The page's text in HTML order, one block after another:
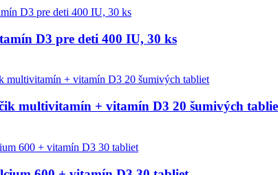
D3 pre deti 400 IU, 30 ks
multivitamín + vitamín D3 20 šumivých